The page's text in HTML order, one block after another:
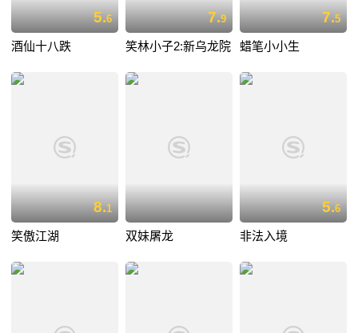
5.6
酒仙十八跌
7.9
笑林小子2:新乌龙院
7.5
蜡笔小小生
8.1
笑傲江湖 双妹屠龙
5.6
非法入境